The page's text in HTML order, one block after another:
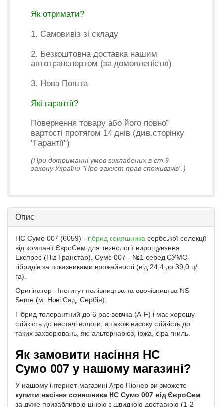
Як отримати?
1. Самовивіз зі складу
2. Безкоштовна доставка нашим
автотранспортом (за домовленістю)
3. Нова Пошта
Які гарантії?
Повернення товару або його повної
вартості протягом 14 днів (див.сторінку
"Гарантії")
(При дотриманні умов викладених в ст.9
закону України "Про захист прав споживачів".)
Опис
НС Сумо 007 (6059) - гібрид соняшника сербської селекції
від компанії ЄвроСем для технології вирощування
Експрес (Під Гранстар). Сумо 007 - №1 серед СУМО-
гібридів за показниками врожайності (від 24,4 до 39,0 ц/
га).
Оригінатор - Інститут полівництва та овочівництва NS
Seme (м. Нові Сад, Сербія).
Гібрид толерантний до 6 рас вовчка (A-F) і має хорошу
стійкість до нестачі вологи, а також високу стійкість до
таких захворювань, як: альтернаріоз, іржа, сіра гниль.
Як замовити насіння НС
Сумо 007 у нашому магазині?
У нашому інтернет-магазині Агро Піонер ви зможете
купити насіння соняшника НС Сумо 007 від ЄвроСем
за дуже привабливою ціною з швидкою доставкою (1-2